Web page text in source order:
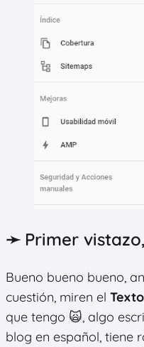
➛ Primer
Bueno bueno bueno,
cuestión, miren el
que tengo 🙀, algo
blog en español, tiene